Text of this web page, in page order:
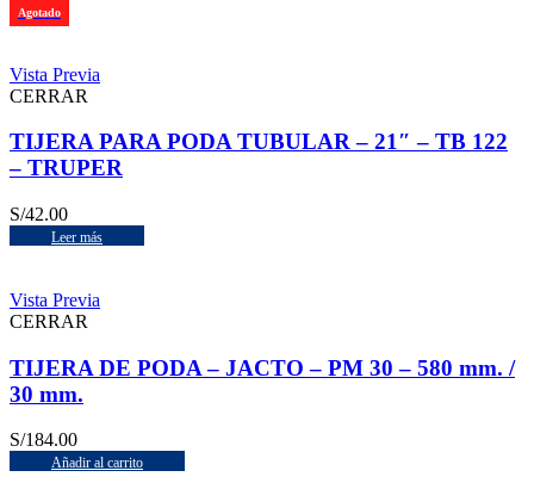
Agotado
Vista Previa
CERRAR
TIJERA PARA PODA TUBULAR – 21″ – TB 122
– TRUPER
S/42.00
Leer más
Vista Previa
CERRAR
TIJERA DE PODA – JACTO – PM 30 – 580 mm. /
30 mm.
S/184.00
Añadir al carrito